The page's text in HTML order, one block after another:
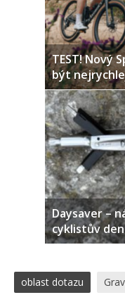
TEST! Nový
být
Daysaver –
cyklistův den
oblast dotazu